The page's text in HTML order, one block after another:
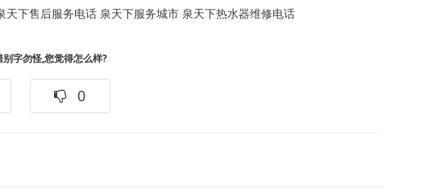
天下售后服务电话 泉天下服务城市 泉天下热水器维修电话
字勿怪,您觉得怎么样?
0